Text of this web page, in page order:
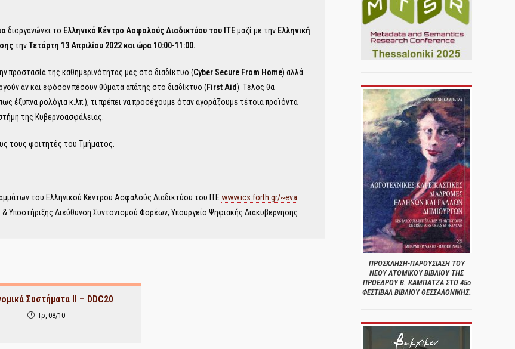
διοργανώνει το Ελληνικό Κέντρο Ασφαλούς Διαδικτύου του ΙΤΕμαζί με την Ελληνική
τηνΤετάρτη 13 Απριλίου 2022 και ώρα 10:00-11:00.
προστασία της καθημερινότητας μας στο διαδίκτυο (Cyber Secure From Home) αλλά
αν και εφόσον πέσουν θύματα απάτης στο διαδίκτυο (First Aid). Tέλος θα
έξυπνα ρολόγια κ.λπ.), τι πρέπει να προσέχουμε όταν αγοράζουμε τέτοια προϊόντα
της Κυβερνοασφάλειας.
τους φοιτητές του Τμήματος.
του Ελληνικού Κέντρου Ασφαλούς Διαδικτύου του ΙΤΕ www.ics.forth.gr/~eva
Υποστήριξης Διεύθυνση Συντονισμού Φορέων, Υπουργείο Ψηφιακής Διακυβερνησης
Συστήματα ΙΙ – DDC20
Τρ, 08/10
ΠΡΟΣΚΛΗΣΗ-ΠΑΡΟΥΣΙΑΣΗ ΤΟΥ
ΝΕΟΥ ΑΤΟΜΙΚΟΥ ΒΙΒΛΙΟΥ ΤΗΣ
ΠΡΟΕΔΡΟΥ Β. ΚΑΜΠΑΤΖΑ ΣΤΟ 45ο
ΦΕΣΤΙΒΑΛ ΒΙΒΛΙΟΥ ΘΕΣΣΑΛΟΝΙΚΗΣ.